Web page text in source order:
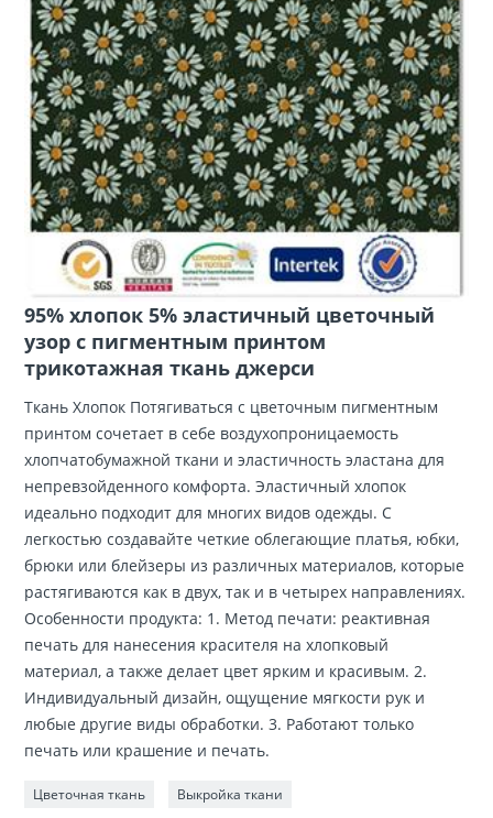
95% хлопок 5% эластичный цветочный
узор с пигментным принтом
трикотажная ткань джерси
Ткань Хлопок Потягиваться с цветочным пигментным
принтом сочетает в себе воздухопроницаемость
хлопчатобумажной ткани и эластичность эластана для
непревзойденного комфорта. Эластичный хлопок
идеально подходит для многих видов одежды. С
легкостью создавайте четкие облегающие платья, юбки,
брюки или блейзеры из различных материалов, которые
растягиваются как в двух, так и в четырех направлениях.
Особенности продукта: 1. Метод печати: реактивная
печать для нанесения красителя на хлопковый
материал, а также делает цвет ярким и красивым. 2.
Индивидуальный дизайн, ощущение мягкости рук и
любые другие виды обработки. 3. Работают только
печать или крашение и печать.
Цветочная ткань Выкройка ткани